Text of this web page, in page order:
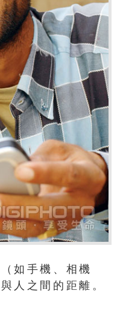
如手機、相機
人之間的距離。